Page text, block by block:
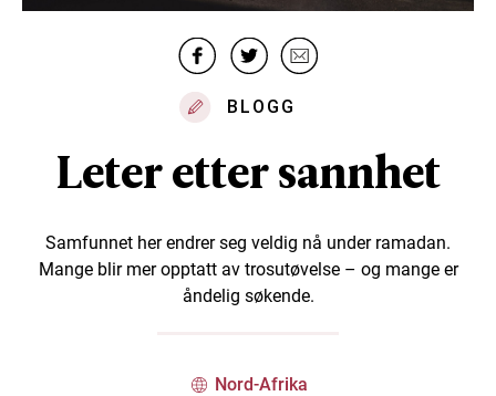
BLOGG
Leter etter sannhet
Samfunnet her endrer seg veldig nå under ramadan.
Mange blir mer opptatt av trosutøvelse – og mange er
åndelig søkende.
Nord-Afrika